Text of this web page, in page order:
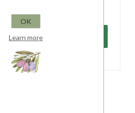
OK
Learn more